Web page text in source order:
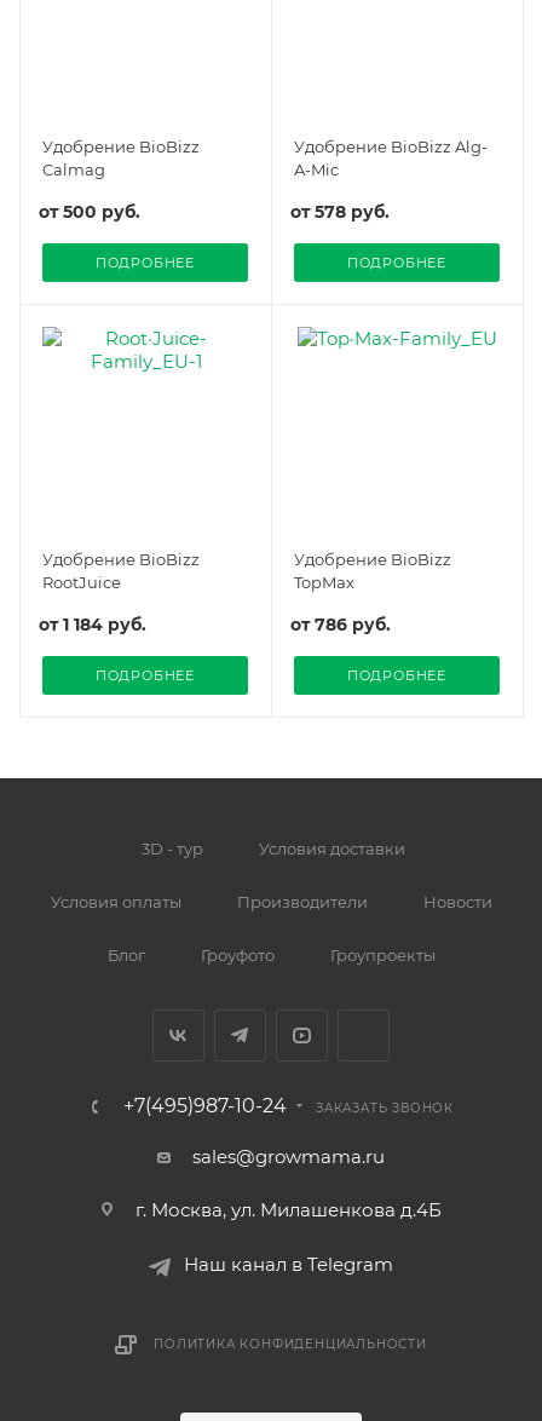
Удобрение BioBizz
Calmag
от500 руб.
ПОДРОБНЕЕ
Удобрение BioBizz Alg-
A-Mic
от578 руб.
ПОДРОБНЕЕ
Удобрение BioBizz
RootJuice
от1 184 руб.
ПОДРОБНЕЕ
Удобрение BioBizz
TopMax
от786 руб.
ПОДРОБНЕЕ
3D - тур Условия доставки
Условия оплаты Производители Новости
Блог Гроуфото Гроупроекты
+7(495)987-10-24 ЗАКАЗАТЬ ЗВОНОК
sales@growmama.ru
г. Москва, ул. Милашенкова д.4Б
Наш канал в Telegram
ПОЛИТИКА КОНФИДЕНЦИАЛЬНОСТИ